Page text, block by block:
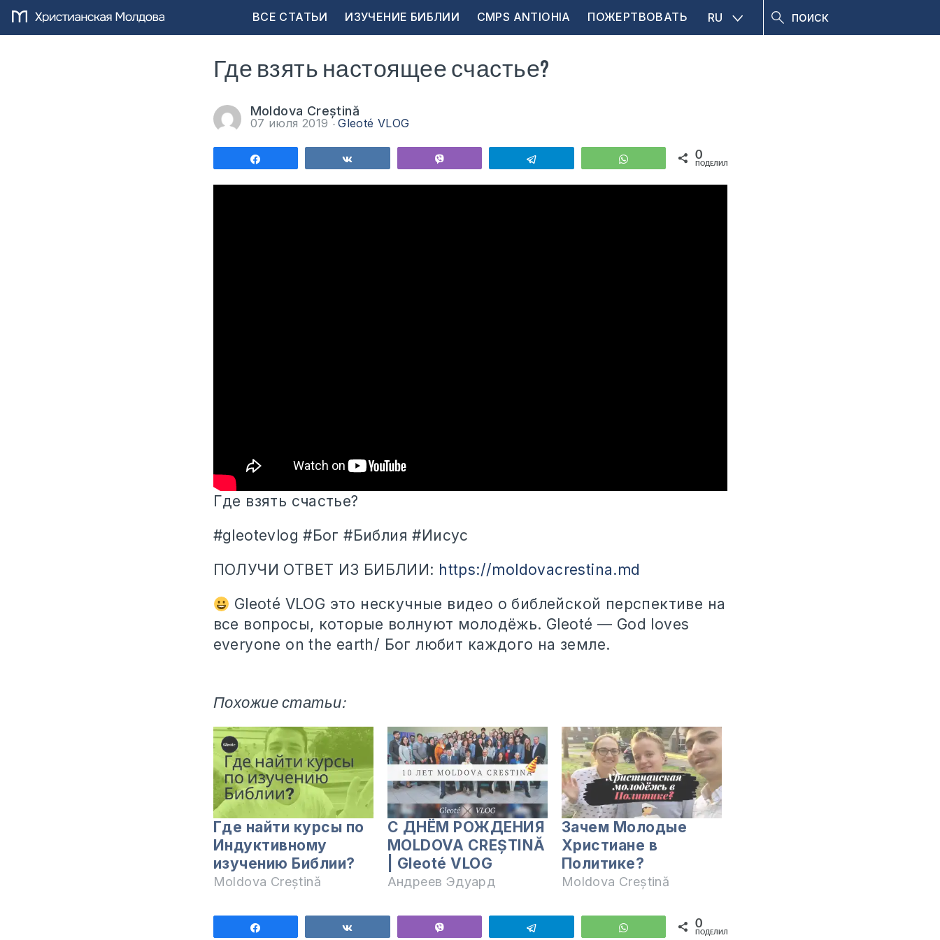
ВСЕ СТАТЬИ ИЗУЧЕНИЕ БИБЛИИ CMPS ANTIOHIA ПОЖЕРТВОВАТЬ RU
Где взять настоящее счастье?
Moldova Creștină
07 июля 2019 Gleoté VLOG
WhatsApp 0
ПОДЕЛИЛИСЬ
Где взять счастье?
#gleotevlog #Бог #Библия #Иисус
ПОЛУЧИ ОТВЕТ ИЗ БИБЛИИ: https://moldovacrestina.md
Gleoté VLOG это нескучные видео о библейской перспективе на
все вопросы, которые волнуют молодёжь. Gleoté — God loves
everyone on the earth/ Бог любит каждого на земле.
Похожие статьи:
Где найти курсы по
Индуктивному
изучению Библии?
Moldova Creștină
С ДНЁМ РОЖДЕНИЯ
MOLDOVA CREȘTINĂ
| Gleoté VLOG
Андреев Эдуард
Зачем Молодые
Христиане в
Политике?
Moldova Creștină
WhatsApp 0
ПОДЕЛИЛИСЬ